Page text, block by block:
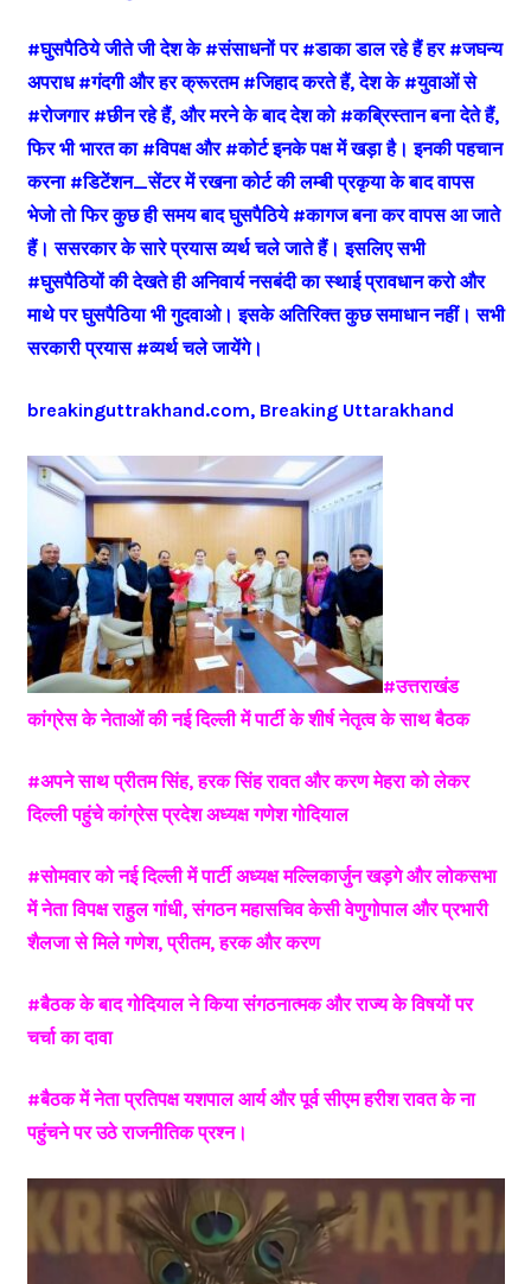
#घुसपैठिये जीते जी देश के #संसाधनों पर #डाका डाल रहे हैं हर #जघन्य
अपराध #गंदगी और हर क्रूरतम #जिहाद करते हैं, देश के #युवाओं से
#रोजगार #छीन रहे हैं, और मरने के बाद देश को #कब्रिस्तान बना देते हैं,
फिर भी भारत का #विपक्ष और #कोर्ट इनके पक्ष में खड़ा है। इनकी पहचान
करना #डिटेंशन_सेंटर में रखना कोर्ट की लम्बी प्रकृया के बाद वापस
भेजो तो फिर कुछ ही समय बाद घुसपैठिये #कागज बना कर वापस आ जाते
हैं। ससरकार के सारे प्रयास व्यर्थ चले जाते हैं। इसलिए सभी
#घुसपैठियों की देखते ही अनिवार्य नसबंदी का स्थाई प्रावधान करो और
माथे पर घुसपैठिया भी गुदवाओ। इसके अतिरिक्त कुछ समाधान नहीं। सभी
सरकारी प्रयास #व्यर्थ चले जायेंगे।
breakinguttrakhand.com, Breaking Uttarakhand
#उत्तराखंड
कांग्रेस के नेताओं की नई दिल्ली में पार्टी के शीर्ष नेतृत्व के साथ बैठक
#अपने साथ प्रीतम सिंह, हरक सिंह रावत और करण मेहरा को लेकर
दिल्ली पहुंचे कांग्रेस प्रदेश अध्यक्ष गणेश गोदियाल
#सोमवार को नई दिल्ली में पार्टी अध्यक्ष मल्लिकार्जुन खड़गे और लोकसभा
में नेता विपक्ष राहुल गांधी, संगठन महासचिव केसी वेणुगोपाल और प्रभारी
शैलजा से मिले गणेश, प्रीतम, हरक और करण
#बैठक के बाद गोदियाल ने किया संगठनात्मक और राज्य के विषयों पर
चर्चा का दावा
#बैठक में नेता प्रतिपक्ष यशपाल आर्य और पूर्व सीएम हरीश रावत के ना
पहुंचने पर उठे राजनीतिक प्रश्न।